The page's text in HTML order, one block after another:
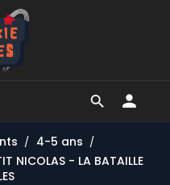

4-5 ans
NICOLAS - LA BATAILLE